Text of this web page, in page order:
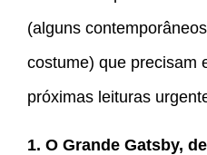
(alguns
costume) que precisam
próximas leituras
1. O Grande Gatsby,